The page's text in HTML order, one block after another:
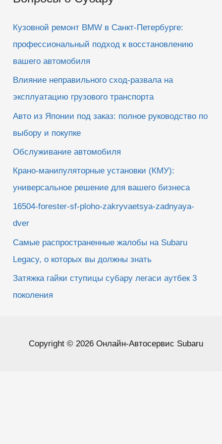
Кузовной ремонт BMW в Санкт-Петербурге:
профессиональный подход к восстановлению
вашего автомобиля
Влияние неправильного сход-развала на
эксплуатацию грузового транспорта
Авто из Японии под заказ: полное руководство по
выбору и покупке
Обслуживание автомобиля
Крано-манипуляторные установки (КМУ):
универсальное решение для вашего бизнеса
16504-forester-sf-ploho-zakryvaetsya-zadnyaya-
dver
Самые распространенные жалобы на Subaru
Legacy, о которых вы должны знать
Затяжка гайки ступицы субару легаси аутбек 3
поколения
Copyright © 2026 Онлайн-Автосервис Subaru